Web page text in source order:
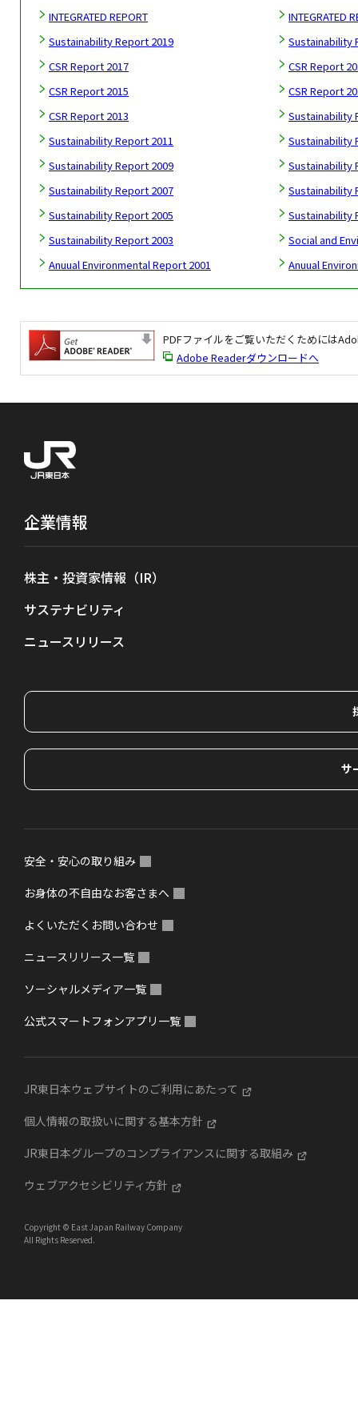
INTEGRATED REPORT
INTEGRATED
Sustainability Report 2019
Sustainability
CSR Report 2017
CSR Report
CSR Report 2015
CSR Report
CSR Report 2013
Sustainability
Sustainability Report 2011
Sustainability
Sustainability Report 2009
Sustainability
Sustainability Report 2007
Sustainability
Sustainability Report 2005
Sustainability
Sustainability Report 2003
Social and
Anuual Environmental Report 2001
Anuual
PDFファイルをご覧いただくためには
Adobe Readerダウンロードへ
企業情報
株主・投資家情報（IR）
サステナビリティ
ニュースリリース
サ
安全・安心の取り組み
お身体の不自由なお客さまへ
よくいただくお問い合わせ
ニュースリリース一覧
ソーシャルメディア一覧
公式スマートフォンアプリ一覧
JR東日本ウェブサイトのご利用にあたって
個人情報の取扱いに関する基本方針
JR東日本グループのコンプライアンスに関する取組み
ウェブアクセシビリティ方針
Copyright © East Japan Railway Company
All Rights Reserved.